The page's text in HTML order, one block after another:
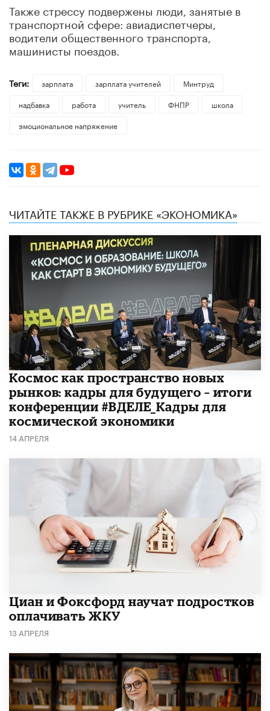
Также стрессу подвержены люди, занятые в
транспортной сфере: авиадиспетчеры,
водители общественного транспорта,
машинисты поездов.
Теги: зарплата зарплата учителей
Минтруд
надбавка
работа учитель ФНПР
школа
эмоциональное напряжение
ЧИТАЙТЕ ТАКЖЕ В РУБРИКЕ «ЭКОНОМИКА»
Космос как пространство новых
рынков: кадры для будущего – итоги
конференции #ВДЕЛЕ_Кадры для
космической экономики
14 АПРЕЛЯ
Циан и Фоксфорд научат подростков
оплачивать ЖКУ
13 АПРЕЛЯ